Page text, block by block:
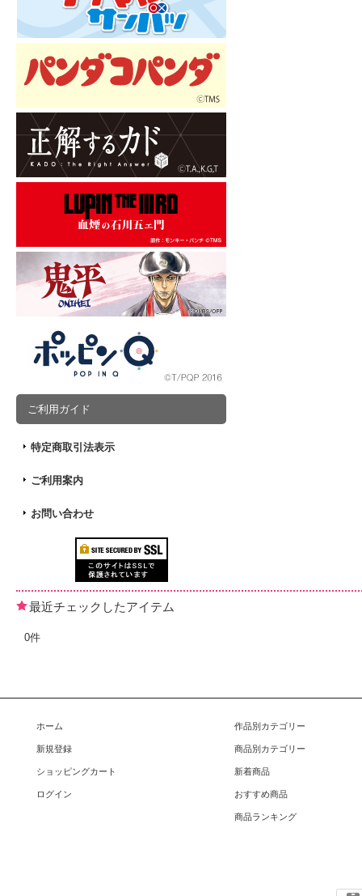
ご利用ガイド
特定商取引法表示
ご利用案内
お問い合わせ
最近チェックしたアイテム
0件
ホーム
新規登録
ショッピングカート
ログイン
作品別カテゴリー
商品別カテゴリー
新着商品
おすすめ商品
商品ランキング